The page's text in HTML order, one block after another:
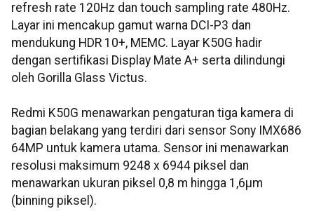
refresh rate 120Hz dan touch sampling rate 480Hz.
Layar ini mencakup gamut warna DCI-P3 dan
mendukung HDR 10+, MEMC. Layar K50G hadir
dengan sertifikasi Display Mate A+ serta dilindungi
oleh Gorilla Glass Victus.
Redmi K50G menawarkan pengaturan tiga kamera di
bagian belakang yang terdiri dari sensor Sony IMX686
64MP untuk kamera utama. Sensor ini menawarkan
resolusi maksimum 9248 x 6944 piksel dan
menawarkan ukuran piksel 0,8 m hingga 1,6μm
(binning piksel).